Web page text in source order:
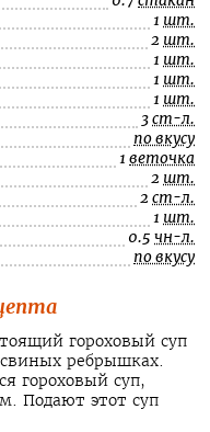
1 шт.
2 шт.
1 шт.
1 шт.
1 шт.
3ст-л.
по вкусу
1 веточка
2 шт.
2 ст-л.
1 шт.
0.5 чн-л.
по вкусу
гороховый суп
ребрышках.
гороховый суп,
Подают этот суп